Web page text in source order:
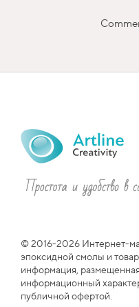
© 2016-2026 Интернет-
эпоксидной смолы и
информация,
информационный
публичной офертой.